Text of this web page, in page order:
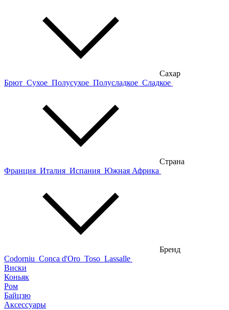
Сахар
Брют Сухое Полусухое Полусладкое Сладкое
Страна
Франция Италия Испания Южная Африка
Бренд
Codorniu Conca d'Oro Toso Lassalle
Виски
Коньяк
Ром
Байцзю
Аксессуары